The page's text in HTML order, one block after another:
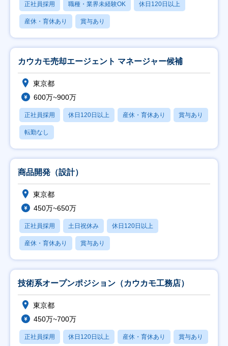
正社員採用 職種・業界未経験OK 休日120日以上
産休・育休あり 賞与あり
カウカモ売却エージェント マネージャー候補
東京都
600万~900万
正社員採用 休日120日以上 産休・育休あり 賞与あり
転勤なし
商品開発（設計）
東京都
450万~650万
正社員採用 土日祝休み 休日120日以上
産休・育休あり 賞与あり
技術系オープンポジション（カウカモ工務店）
東京都
450万~700万
正社員採用 休日120日以上 産休・育休あり 賞与あり